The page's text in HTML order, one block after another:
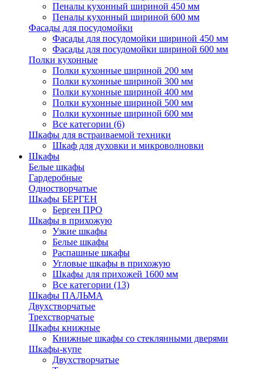
Пеналы кухонный шириной 450 мм
Пеналы кухонный шириной 600 мм
Фасады для посудомойки
Фасады для посудомойки шириной 450 мм
Фасады для посудомойки шириной 600 мм
Полки кухонные
Полки кухонные шириной 200 мм
Полки кухонные шириной 300 мм
Полки кухонные шириной 400 мм
Полки кухонные шириной 500 мм
Полки кухонные шириной 600 мм
Все категории (6)
Шкафы для встраиваемой техники
Шкаф для духовки и микроволновки
Шкафы
Белые шкафы
Гардеробные
Одностворчатые
Шкафы БЕРГЕН
Берген ПРО
Шкафы в прихожую
Узкие шкафы
Белые шкафы
Распашные шкафы
Угловые шкафы в прихожую
Шкафы для прихожей 1600 мм
Все категории (13)
Шкафы ПАЛЬМА
Двухстворчатые
Трехстворчатые
Шкафы книжные
Книжные шкафы со стеклянными дверями
Шкафы-купе
Двухстворчатые